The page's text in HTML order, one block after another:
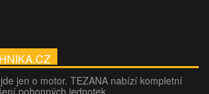
jen o motor. TEZANA nabízí kompletní